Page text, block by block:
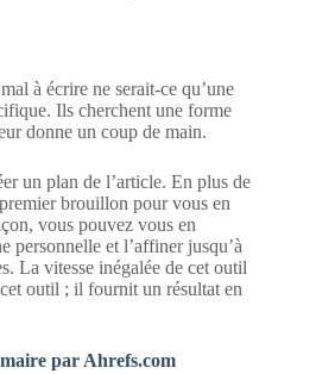
à écrire ne serait-ce qu’une
Ils cherchent une forme
donne un coup de main.
un plan de l’article. En plus de
brouillon pour vous en
vous pouvez vous en
personnelle et l’affiner jusqu’à
La vitesse inégalée de cet outil
outil ; il fournit un résultat en
par Ahrefs.com